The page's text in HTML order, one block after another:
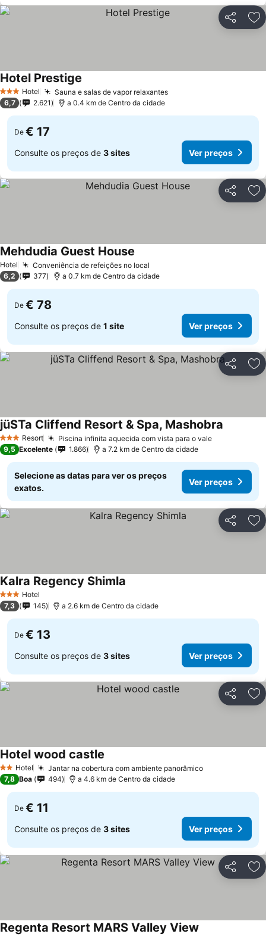
Partilhar
3 EstrelasHotel Sauna e salas de vapor relaxantes
Hotel Prestige
6,7 2.621 a 0.4 km de Centro da cidade
De € 17
Consulte os preços de 3 sites Ver preços
Partilhar
Hotel Conveniência de refeições no local
Mehdudia Guest House
6,2 377 a 0.7 km de Centro da cidade
De € 78
Consulte os preços de 1 site Ver preços
Partilhar
3 EstrelasResort Piscina infinita aquecida com vista para o vale
jüSTa Cliffend Resort & Spa, Mashobra
9,5 Excelente 1.866 a 7.2 km de Centro da cidade
Selecione as datas para ver os preços
exatos.
Ver preços
Partilhar
3 EstrelasHotel
Kalra Regency Shimla
7,3 145 a 2.6 km de Centro da cidade
De € 13
Consulte os preços de 3 sites Ver preços
Partilhar
2 Estrelas
Hotel Jantar na cobertura com ambiente panorâmico
Hotel wood castle
7,8 Boa 494 a 4.6 km de Centro da cidade
De € 11
Consulte os preços de 3 sites Ver preços
Partilhar
Regenta Resort MARS Valley View